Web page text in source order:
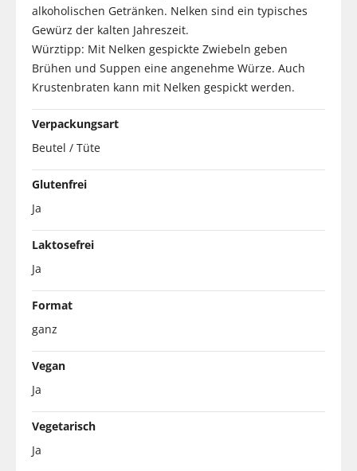
alkoholischen Getränken. Nelken sind ein typisches
Gewürz der kalten Jahreszeit.
Würztipp: Mit Nelken gespickte Zwiebeln geben
Brühen und Suppen eine angenehme Würze. Auch
Krustenbraten kann mit Nelken gespickt werden.
Verpackungsart
Beutel / Tüte
Glutenfrei
Ja
Laktosefrei
Ja
Format
ganz
Vegan
Ja
Vegetarisch
Ja